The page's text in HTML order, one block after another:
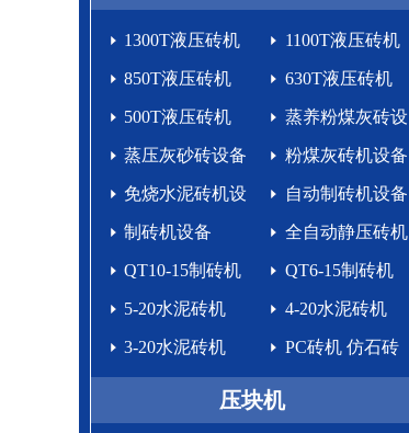
1300T液压砖机 1100T液压砖机
850T液压砖机 630T液压砖机
500T液压砖机 蒸养粉煤灰砖设
蒸压灰砂砖设备 粉煤灰砖机设备
免烧水泥砖机设
备生产线
自动制砖机设备
生产线
制砖机设备 全自动静压砖机
QT10-15制砖机 QT6-15制砖机
5-20水泥砖机 4-20水泥砖机
3-20水泥砖机 PC砖机 仿石砖
生产设备
压块机